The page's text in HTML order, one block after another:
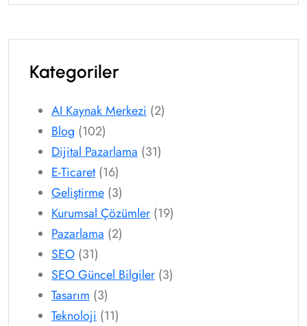
Kategoriler
AI Kaynak Merkezi (2)
Blog (102)
Dijital Pazarlama (31)
E-Ticaret(16)
Geliştirme (3)
Kurumsal Çözümler (19)
Pazarlama (2)
SEO (31)
SEO Güncel Bilgiler (3)
Tasarım (3)
Teknoloji (11)